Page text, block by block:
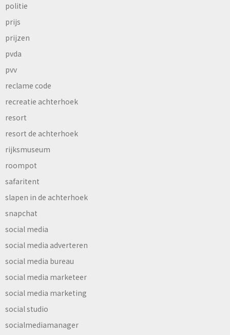
politie
prijs
prijzen
pvda
pvv
reclame code
recreatie achterhoek
resort
resort de achterhoek
rijksmuseum
roompot
safaritent
slapen in de achterhoek
snapchat
social media
social media adverteren
social media bureau
social media marketeer
social media marketing
social studio
socialmediamanager